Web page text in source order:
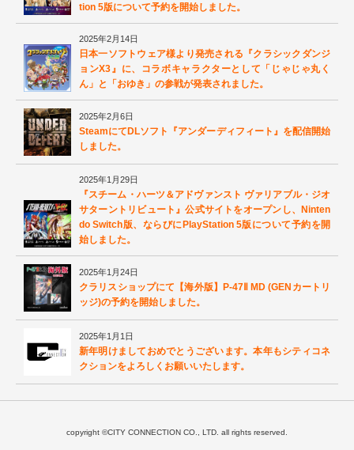
tion 5版について予約を開始しました。
2025年2月14日
日本一ソフトウェア様より発売される『クラシックダンジ
ョンX3』に、コラボキャラクターとして「じゃじゃ丸く
ん」と「おゆき」の参戦が発表されました。
2025年2月6日
SteamにてDLソフト『アンダーディフィート』を配信開始
しました。
2025年1月29日
『スチーム・ハーツ＆アドヴァンスト ヴァリアブル・ジオ
サターントリビュート』公式サイトをオープンし、Ninten
do Switch版、ならびにPlayStation 5版について予約を開
始しました。
2025年1月24日
クラリスショップにて【海外版】P-47Ⅱ MD (GENカートリ
ッジ)の予約を開始しました。
2025年1月1日
新年明けましておめでとうございます。本年もシティコネ
クションをよろしくお願いいたします。
copyright ©CITY CONNECTION CO., LTD. all rights reserved.